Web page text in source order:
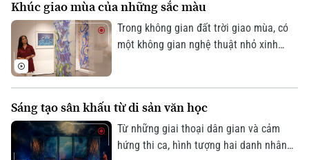
19h hôm nay, ngày 6/8.
Khúc giao mùa của những sắc màu
Trong không gian đất trời giao mùa, có
một không gian nghệ thuật nhỏ xinh
sáng, lúc lại rực rỡ, vui tươi. Triển lãm
"Những lớp thân quen" vì thế trở thành
một khúc giao mùa của hội họa.
Sáng tạo sân khấu từ di sản văn học
Từ những giai thoại dân gian và cảm
hứng thi ca, hình tượng hai danh nhân